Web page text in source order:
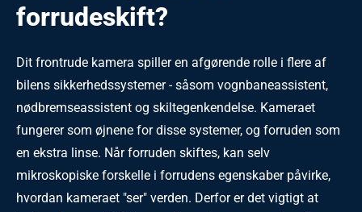
forrudeskift?
Dit frontrude kamera spiller en afgørende rolle i flere af
bilens sikkerhedssystemer - såsom vognbaneassistent,
nødbremseassistent og skiltegenkendelse. Kameraet
fungerer som øjnene for disse systemer, og forruden som
en ekstra linse. Når forruden skiftes, kan selv
mikroskopiske forskelle i forrudens egenskaber påvirke,
hvordan kameraet "ser" verden. Derfor er det vigtigt at